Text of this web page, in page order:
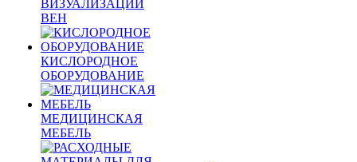
ВИЗУАЛИЗАЦИИ
ВЕН
КИСЛОРОДНОЕ
ОБОРУДОВАНИЕ
МЕДИЦИНСКАЯ
МЕБЕЛЬ